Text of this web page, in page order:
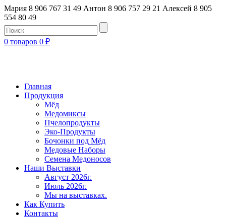
Мария 8 906 767 31 49 Антон 8 906 757 29 21 Алексей 8 905
554 80 49
0 товаров 0 ₽
Главная
Продукция
Мёд
Медомиксы
Пчелопродукты
Эко-Продукты
Бочонки под Мёд
Медовые Наборы
Семена Медоносов
Наши Выставки
Август 2026г.
Июль 2026г.
Мы на выставках.
Как Купить
Контакты